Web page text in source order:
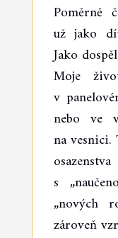
Poměrně
už jako
Jako
Moje
v
nebo ve
na vesnici.
s
„nových
zároveň